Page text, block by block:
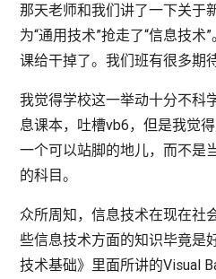
那天老师和我们讲了一下关于
为“通用技术”抢走了“信息技术
课给干掉了。我们班有很多期
我觉得学校这一举动十分不科
息课本，吐槽vb6，但是我觉
一个可以站脚的地儿，而不是
的科目。
众所周知，信息技术在现在社
些信息技术方面的知识毕竟是
技术基础》里面所讲的Visual